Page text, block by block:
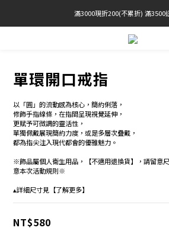
官網限定! 滿千免運(僅限台
滿3000現折200(不累折) 滿3500
BRATOP專區買三送一 | 指定專區
單環開口戒指
以「圓」的流動感為核心，簡約俐落，
修飾手指線條，在指間呈現視覺延伸，
更賦予可微調的靈活性，
單獨佩戴展現簡約力度，或是多層次疊戴，
都為指尖注入現代都會的優雅魅力。
※飾品屬個人衛生用品，【不適用退換貨】，請留意
意本次活動規則※
▴詳細尺寸見【了解更多】
NT$580